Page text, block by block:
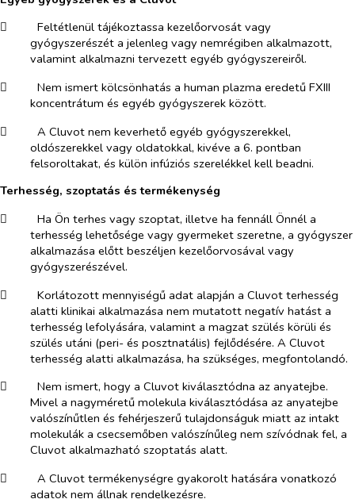
​
Feltétlenül tájékoztassa kezelőorvosát vagy
gyógyszerészét a jelenleg vagy nemrégiben alkalmazott,
valamint alkalmazni tervezett egyéb gyógyszereiről.
​
Nem ismert kölcsönhatás a human plazma eredetű FXIII
koncentrátum és egyéb gyógyszerek között.
​
A Cluvot nem keverhető egyéb gyógyszerekkel,
oldószerekkel vagy oldatokkal, kivéve a 6. pontban
felsoroltakat, és külön infúziós szerelékkel kell beadni.
Terhesség, szoptatás és termékenység
​
Ha Ön terhes vagy szoptat, illetve ha fennáll Önnél a
terhesség lehetősége vagy gyermeket szeretne, a gyógyszer
alkalmazása előtt beszéljen kezelőorvosával vagy
gyógyszerészével.
​
Korlátozott mennyiségű adat alapján a Cluvot terhesség
alatti klinikai alkalmazása nem mutatott negatív hatást a
terhesség lefolyására, valamint a magzat szülés körüli és
szülés utáni (peri- és posztnatális) fejlődésére. A Cluvot
terhesség alatti alkalmazása, ha szükséges, megfontolandó.
​
Nem ismert, hogy a Cluvot kiválasztódna az anyatejbe.
Mivel a nagyméretű molekula kiválasztódása az anyatejbe
valószínűtlen és fehérjeszerű tulajdonságuk miatt az intakt
molekulák a csecsemőben valószínűleg nem szívódnak fel, a
Cluvot alkalmazható szoptatás alatt.
​
A Cluvot termékenységre gyakorolt hatására vonatkozó
adatok nem állnak rendelkezésre.